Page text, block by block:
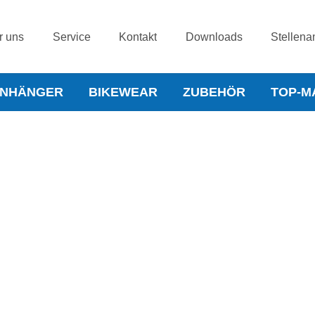
uns Service Kontakt Downloads
BIKEWEAR ZUBEHÖR TOP-